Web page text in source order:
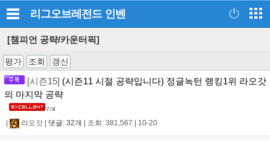
리그오브레전드 인벤
[챔피언 공략/카운터픽]
평가 조회 갱신
[시즌15] (시즌11 시절 공략입니다) 정글녹턴 랭킹1위 라오갓
의 마지막 공략
7 / 8
라오갓 댓글: 32개 조회: 381,567 10-20